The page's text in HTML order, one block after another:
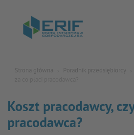
Strona główna Poradnik przedsiębiorcy
Koszt pracodawcy,
pracodawca?